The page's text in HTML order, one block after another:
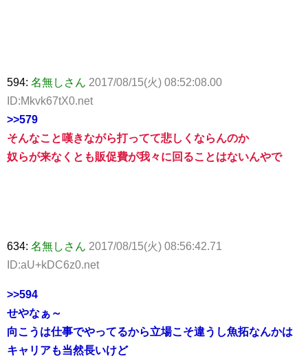
594: 名無しさん 2017/08/15(火) 08:52:08.00
ID:Mkvk67tX0.net
>>579
そんなこと嘆きながら打ってて悲しくならんのか
奴らが来なくとも販促費が我々に回ることはないんやで
634: 名無しさん 2017/08/15(火) 08:56:42.71
ID:aU+kDC6z0.net
>>594
せやなぁ～
向こうは仕事でやってるから立場こそ違うし魚拓なんかは
キャリアも当然長いけど